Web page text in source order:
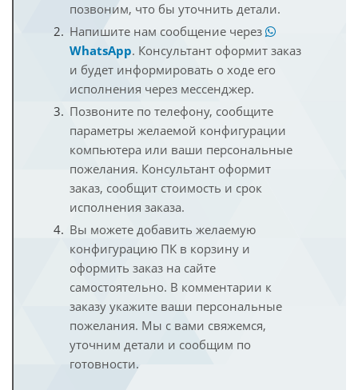
позвоним, что бы уточнить детали.
Напишите нам сообщение через
WhatsApp. Консультант оформит заказ
и будет информировать о ходе его
исполнения через мессенджер.
Позвоните по телефону, сообщите
параметры желаемой конфигурации
компьютера или ваши персональные
пожелания. Консультант оформит
заказ, сообщит стоимость и срок
исполнения заказа.
Вы можете добавить желаемую
конфигурацию ПК в корзину и
оформить заказ на сайте
самостоятельно. В комментарии к
заказу укажите ваши персональные
пожелания. Мы с вами свяжемся,
уточним детали и сообщим по
готовности.